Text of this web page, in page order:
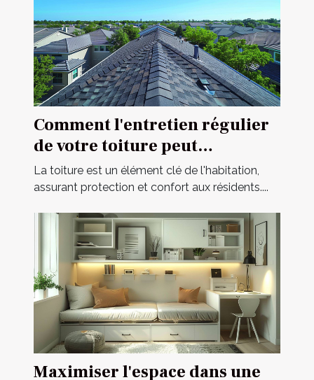
Comment l'entretien régulier
de votre toiture peut
prolonger sa durée de vie
La toiture est un élément clé de l'habitation,
assurant protection et confort aux résidents....
Maximiser l'espace dans une